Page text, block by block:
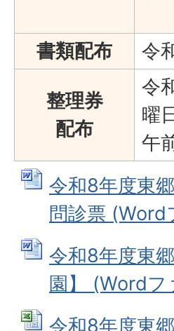
書類配布
令
整理券
配布
令
曜
午
令和8年度東
問診票 (Word
令和8年度東
園】 (Wordフ
令和8年度東